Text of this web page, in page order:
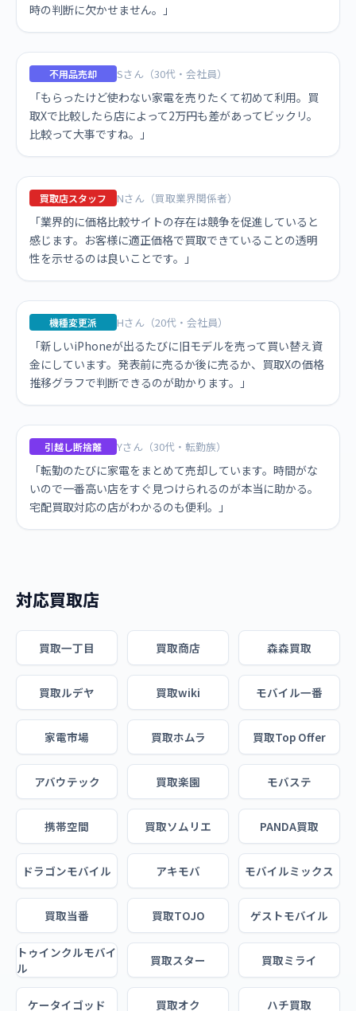
時の判断に欠かせません。」
不用品売却 Sさん（30代・会社員）
「もらったけど使わない家電を売りたくて初めて利用。買
取Xで比較したら店によって2万円も差があってビックリ。
比較って大事ですね。」
買取店スタッフ Nさん（買取業界関係者）
「業界的に価格比較サイトの存在は競争を促進していると
感じます。お客様に適正価格で買取できていることの透明
性を示せるのは良いことです。」
機種変更派 Hさん（20代・会社員）
「新しいiPhoneが出るたびに旧モデルを売って買い替え資
金にしています。発表前に売るか後に売るか、買取Xの価格
推移グラフで判断できるのが助かります。」
引越し断捨離 Yさん（30代・転勤族）
「転勤のたびに家電をまとめて売却しています。時間がな
いので一番高い店をすぐ見つけられるのが本当に助かる。
宅配買取対応の店がわかるのも便利。」
対応買取店
買取一丁目 買取商店 森森買取
買取ルデヤ 買取wiki モバイル一番
家電市場 買取ホムラ 買取Top Offer
アバウテック 買取楽園 モバステ
携帯空間 買取ソムリエ PANDA買取
ドラゴンモバイル アキモバ モバイルミックス
買取当番 買取TOJO ゲストモバイル
トゥインクルモバイ
ル
買取スター 買取ミライ
ケータイゴッド 買取オク ハチ買取